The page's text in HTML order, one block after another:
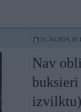
31. Jul 2024,
Nav
buksieri
izvilktu)